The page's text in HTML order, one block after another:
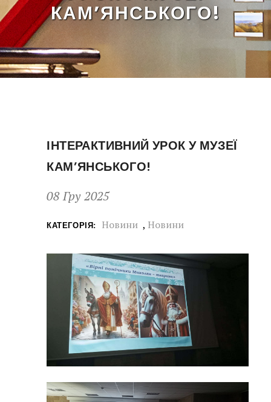
КАМ’ЯНСЬКОГО!
ІНТЕРАКТИВНИЙ УРОК У МУЗЕЇ
КАМ’ЯНСЬКОГО!
08 Гру 2025
КАТЕГОРІЯ: Новини , Новини